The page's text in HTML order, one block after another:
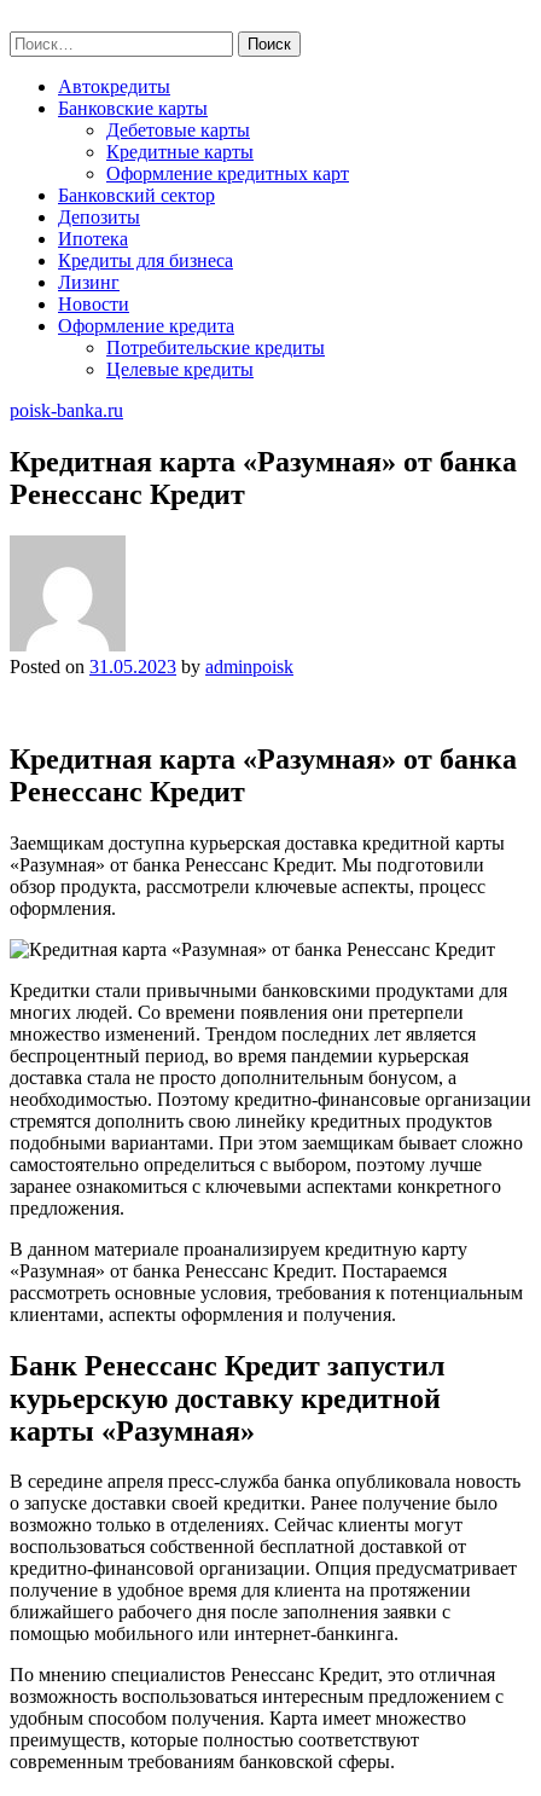
to
content
Найти:
Автокредиты
Банковские карты
Дебетовые карты
Кредитные карты
Оформление кредитных карт
Банковский сектор
Депозиты
Ипотека
Кредиты для бизнеса
Лизинг
Новости
Оформление кредита
Потребительские кредиты
Целевые кредиты
poisk-banka.ru
Кредитная карта «Разумная» от банка
Ренессанс Кредит
Posted on 31.05.2023 by adminpoisk
Кредитная карта «Разумная» от банка
Ренессанс Кредит
Заемщикам доступна курьерская доставка кредитной карты
«Разумная» от банка Ренессанс Кредит. Мы подготовили
обзор продукта, рассмотрели ключевые аспекты, процесс
оформления.
Кредитки стали привычными банковскими продуктами для
многих людей. Со времени появления они претерпели
множество изменений. Трендом последних лет является
беспроцентный период, во время пандемии курьерская
доставка стала не просто дополнительным бонусом, а
необходимостью. Поэтому кредитно-финансовые организации
стремятся дополнить свою линейку кредитных продуктов
подобными вариантами. При этом заемщикам бывает сложно
самостоятельно определиться с выбором, поэтому лучше
заранее ознакомиться с ключевыми аспектами конкретного
предложения.
В данном материале проанализируем кредитную карту
«Разумная» от банка Ренессанс Кредит. Постараемся
рассмотреть основные условия, требования к потенциальным
клиентами, аспекты оформления и получения.
Банк Ренессанс Кредит запустил
курьерскую доставку кредитной
карты «Разумная»
В середине апреля пресс-служба банка опубликовала новость
о запуске доставки своей кредитки. Ранее получение было
возможно только в отделениях. Сейчас клиенты могут
воспользоваться собственной бесплатной доставкой от
кредитно-финансовой организации. Опция предусматривает
получение в удобное время для клиента на протяжении
ближайшего рабочего дня после заполнения заявки с
помощью мобильного или интернет-банкинга.
По мнению специалистов Ренессанс Кредит, это отличная
возможность воспользоваться интересным предложением с
удобным способом получения. Карта имеет множество
преимуществ, которые полностью соответствуют
современным требованиям банковской сферы.